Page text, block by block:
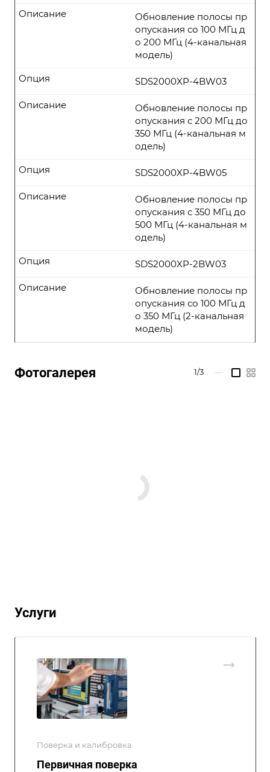
Обновление полосы пр
опускания со 100 МГц д
о 200 МГц (4-канальная
модель)
Описание
SDS2000XP-4BW03
Опция
Обновление полосы пр
опускания с 200 МГц до
350 МГц (4-канальная м
одель)
Описание
SDS2000XP-4BW05
Опция
Обновление полосы пр
опускания с 350 МГц до
500 МГц (4-канальная м
одель)
Описание
SDS2000XP-2BW03
Опция
Обновление полосы пр
опускания со 100 МГц д
о 350 МГц (2-канальная
модель)
Описание
Фотогалерея 1/3 —
Услуги
Поверка и калибровка
Первичная поверка